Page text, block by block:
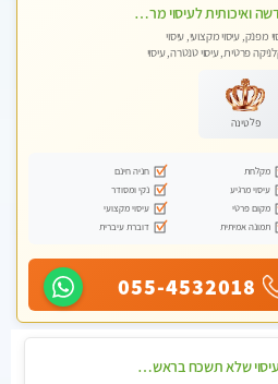
חדשה ואיכותית לעיסוי מרגיע ומפנק VIP-מומלץ לחלוטין! פרטי! ​​​​​​ Highly recommended
מפנק, עיסוי מקצועי, עיסוי
פרטית, עיסוי טנטרה, עיסוי
פלטינה
מקלחת
חניה חינם
עיסוי מרגיע
נקי ומסודר
מקום פרטי
עיסוי מקצועי
תמונה אמיתית
דוברת עיברית
055-4532018
לעיסוי שלא תשכח בראשון לציון